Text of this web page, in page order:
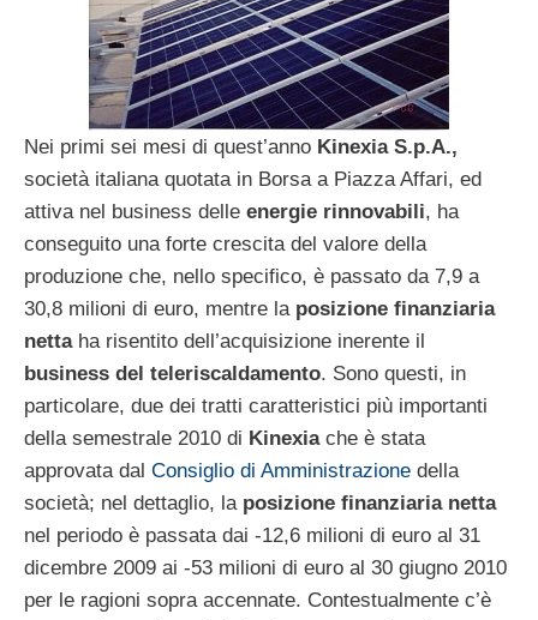
Nei primi sei mesi di quest’anno Kinexia S.p.A.,
società italiana quotata in Borsa a Piazza Affari, ed
attiva nel business delle energie rinnovabili, ha
conseguito una forte crescita del valore della
produzione che, nello specifico, è passato da 7,9 a
30,8 milioni di euro, mentre la posizione finanziaria
nettaha risentito dell’acquisizione inerente il
business del teleriscaldamento. Sono questi, in
particolare, due dei tratti caratteristici più importanti
della semestrale 2010 di Kinexiache è stata
approvata dal Consiglio di Amministrazione della
società; nel dettaglio, la posizione finanziaria netta
nel periodo è passata dai -12,6 milioni di euro al 31
dicembre 2009 ai -53 milioni di euro al 30 giugno 2010
per le ragioni sopra accennate. Contestualmente c’è